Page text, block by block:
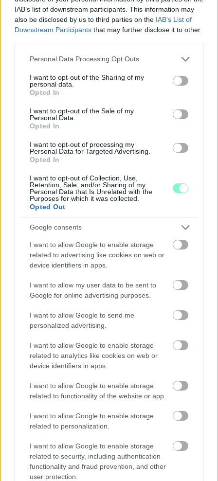
IAB’s list of downstream participants. This information may
also be disclosed by us to third parties on the IAB’s List of
Downstream Participants that may further disclose it to other
Please note that this website/app uses one or more Google
not limited to your visit or usage behaviour. You may click to
grant or deny consent to Google and its third-party tags to
use your data for below specified purposes in below Google
consent section.
Personal Data Processing Opt Outs
I want to opt-out of the Sharing of my
personal data.
Opted In
I want to opt-out of the Sale of my
Personal Data.
Opted In
I want to opt-out of processing my
Personal Data for Targeted Advertising.
Opted In
I want to opt-out of Collection, Use,
Retention, Sale, and/or Sharing of my
Personal Data that Is Unrelated with the
Purposes for which it was collected.
Opted Out
Google consents
I want to allow Google to enable storage
related to advertising like cookies on web or
device identifiers in apps.
I want to allow my user data to be sent to
Google for online advertising purposes.
I want to allow Google to send me
personalized advertising.
I want to allow Google to enable storage
related to analytics like cookies on web or
device identifiers in apps.
I want to allow Google to enable storage
related to functionality of the website or app.
I want to allow Google to enable storage
related to personalization.
I want to allow Google to enable storage
related to security, including authentication
functionality and fraud prevention, and other
user protection.
A BAROKK ÖSSZES ÁRNYALATA ÉS MÉG EGY SOR
KIVÁLÓ PROGRAM VÁR MINDENKIT EZEN A HÉTVÉGÉN
GYŐRBEN
Majka koncert, jóga szeánsz, “borhajózás” és egy csomó minden
ENERGIATAKARÉKOSSÁG: KORÁBBAN KEZDŐDIK
A GYŐRI AUDI ETO KC PÉNTEKI FELKÉSZÜLÉSI
MÉRKŐZÉSE
Az energiaellátás tehermentesítése érdekében másfél órával
előrébb hozták a Brest Bretagne Handball elleni találkozó